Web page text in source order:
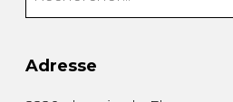
Adresse